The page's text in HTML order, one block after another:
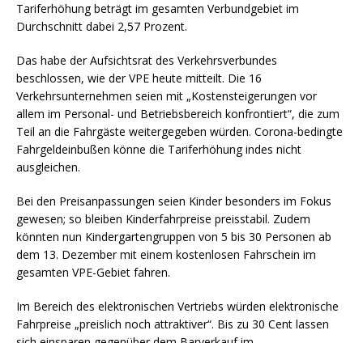
Tariferhöhung beträgt im gesamten Verbundgebiet im
Durchschnitt dabei 2,57 Prozent.
Das habe der Aufsichtsrat des Verkehrsverbundes
beschlossen, wie der VPE heute mitteilt. Die 16
Verkehrsunternehmen seien mit „Kostensteigerungen vor
allem im Personal- und Betriebsbereich konfrontiert“, die zum
Teil an die Fahrgäste weitergegeben würden. Corona-bedingte
Fahrgeldeinbußen könne die Tariferhöhung indes nicht
ausgleichen.
Bei den Preisanpassungen seien Kinder besonders im Fokus
gewesen; so bleiben Kinderfahrpreise preisstabil. Zudem
könnten nun Kindergartengruppen von 5 bis 30 Personen ab
dem 13. Dezember mit einem kostenlosen Fahrschein im
gesamten VPE-Gebiet fahren.
Im Bereich des elektronischen Vertriebs würden elektronische
Fahrpreise „preislich noch attraktiver“. Bis zu 30 Cent lassen